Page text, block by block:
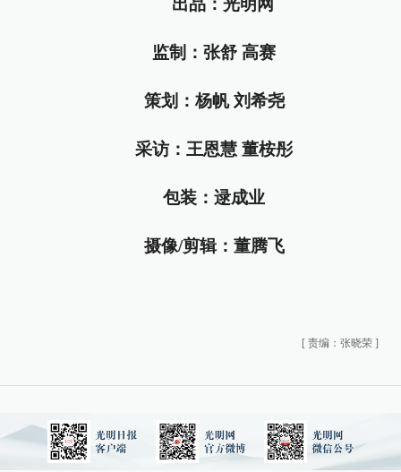
监制：张舒 高赛
策划：杨帆 刘希尧
采访：王恩慧 董桉彤
包装：逯成业
摄像/剪辑：董腾飞
[ 责编：张晓荣 ]